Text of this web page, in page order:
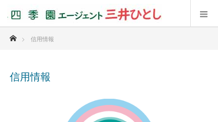
ホーム
信用情報
信用情報